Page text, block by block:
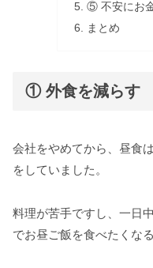
⑤ 不安にお
まとめ
① 外食を減らす
会社をやめてから、昼食
をしていました。
料理が苦手ですし、一日
でお昼ご飯を食べたくな